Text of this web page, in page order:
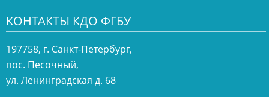
КОНТАКТЫ КДО ФГБУ
197758, г. Санкт-Петербург,
пос. Песочный,
ул. Ленинградская д. 68